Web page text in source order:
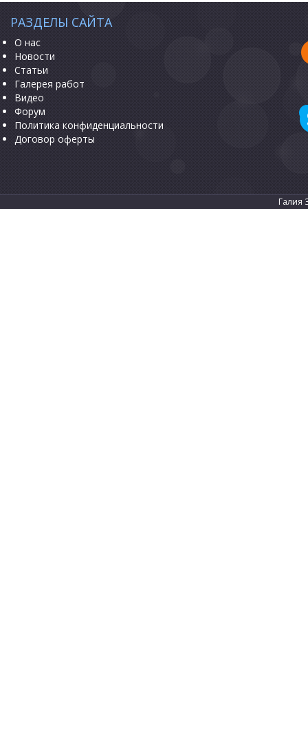
РАЗДЕЛЫ САЙТА
О нас
Новости
Статьи
Галерея работ
Видео
Форум
Политика конфиденциальности
Договор оферты
Галия